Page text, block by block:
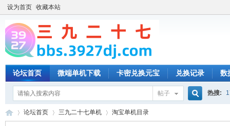
设为首页 收藏本站
论坛首页 微端单机下载 卡密兑换元宝 兑换记录 数
帖子 热搜:
论坛首页 三九二十七单机 淘宝单机目录